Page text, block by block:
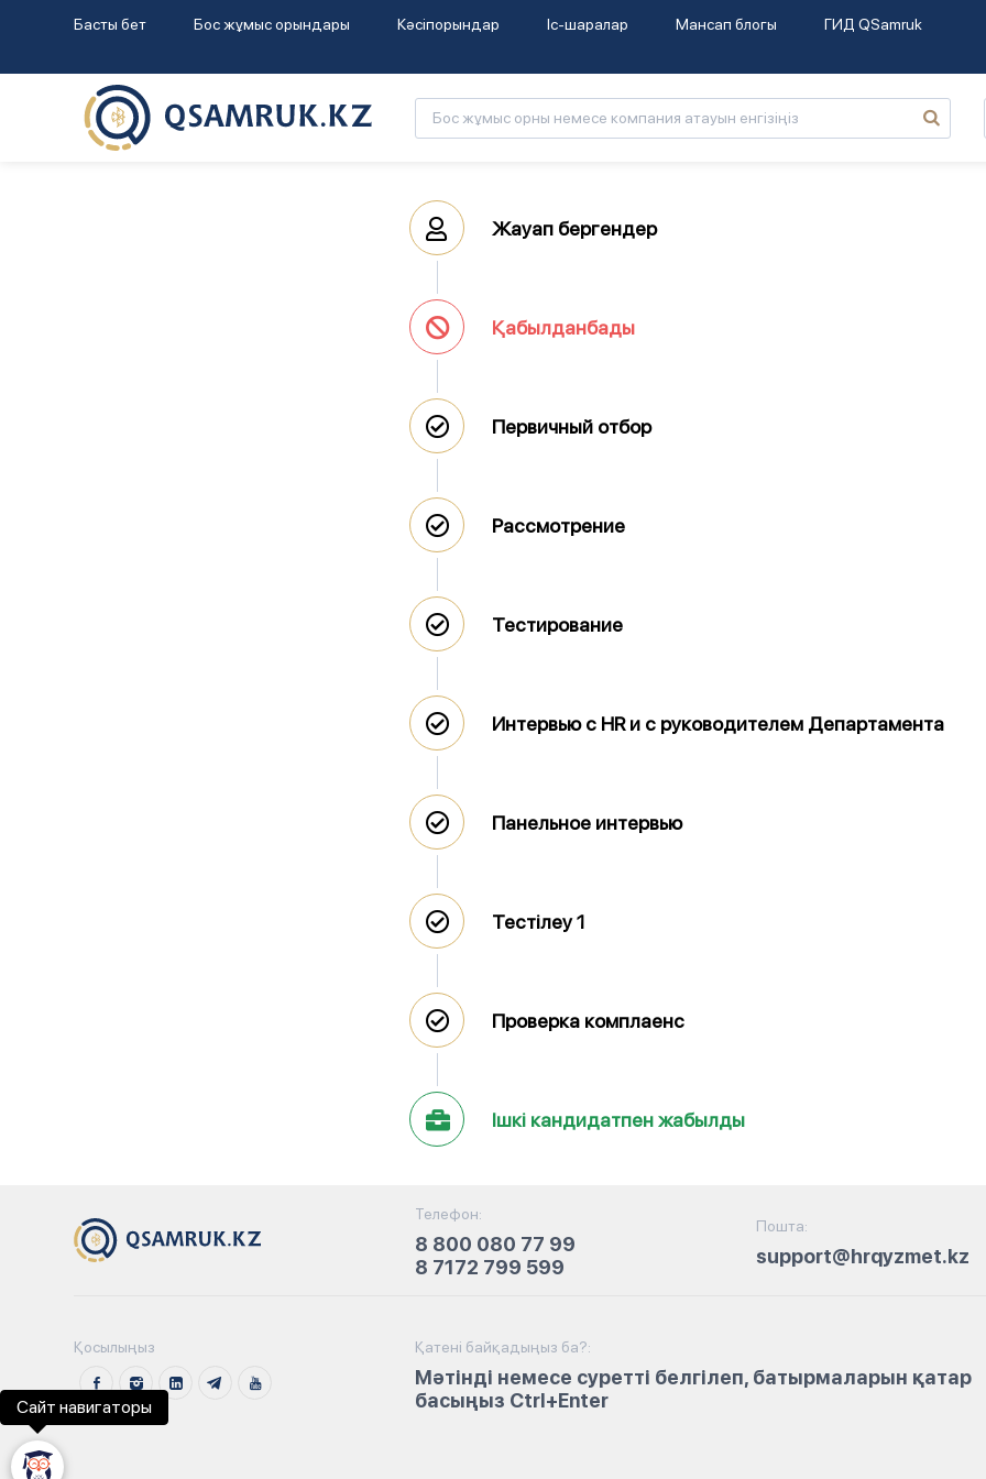
Басты бет Бос жұмыс орындары Кәсіпорындар Іс-шаралар Мансап блогы ГИД QSamruk
Жауап бергендер
Қабылданбады
Первичный отбор
Рассмотрение
Тестирование
Интервью с HR и с руководителем Департамента
Панельное интервью
Тестілеу 1
Проверка комплаенс
Ішкі кандидатпен жабылды
Телефон:
8 800 080 77 99
8 7172 799 599
Пошта:
support@hrqyzmet.kz
Қосылыңыз Қатені байқадыңыз ба?:
Мәтінді немесе суретті белгілеп, батырмаларын қатар
басыңыз Ctrl+Enter
Сайт навигаторы